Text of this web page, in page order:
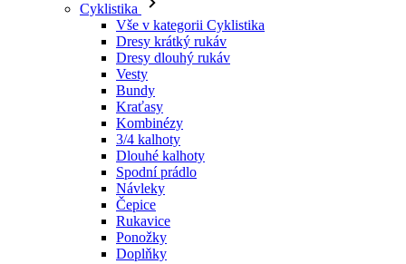
Cyklistika
Vše v kategorii Cyklistika
Dresy krátký rukáv
Dresy dlouhý rukáv
Vesty
Bundy
Kraťasy
Kombinézy
3/4 kalhoty
Dlouhé kalhoty
Spodní prádlo
Návleky
Čepice
Rukavice
Ponožky
Doplňky